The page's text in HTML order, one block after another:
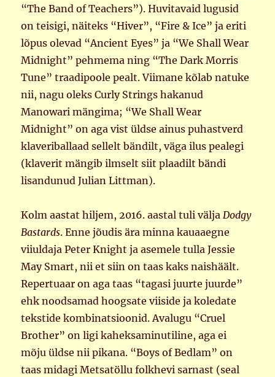
“The Band of Teachers”). Huvitavaid lugusid
on teisigi, näiteks “Hiver”, “Fire & Ice” ja eriti
lõpus olevad “Ancient Eyes” ja “We Shall Wear
Midnight” pehmema ning “The Dark Morris
Tune” traadipoole pealt. Viimane kõlab natuke
nii, nagu oleks Curly Strings hakanud
Manowari mängima; “We Shall Wear
Midnight” on aga vist üldse ainus puhastverd
klaveriballaad sellelt bändilt, väga ilus pealegi
(klaverit mängib ilmselt siit plaadilt bändi
lisandunud Julian Littman).
Kolm aastat hiljem, 2016. aastal tuli väljaDodgy
Bastards. Enne jõudis ära minna kauaaegne
viiuldaja Peter Knight ja asemele tulla Jessie
May Smart, nii et siin on taas kaks naishäält.
Repertuaar on aga taas “tagasi juurte juurde”
ehk noodsamad hoogsate viiside ja koledate
tekstide kombinatsioonid. Avalugu “Cruel
Brother” on ligi kaheksaminutiline, aga ei
mõju üldse nii pikana. “Boys of Bedlam” on
taas midagi Metsatöllu folkhevi sarnast (seal